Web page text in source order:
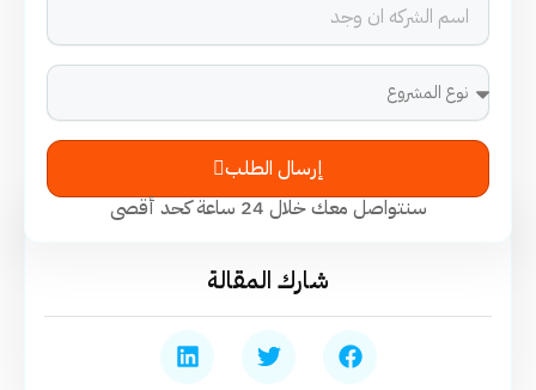
إرسال الطلب
سنتواصل معك خلال 24 ساعة كحد أقصى
شارك المقالة